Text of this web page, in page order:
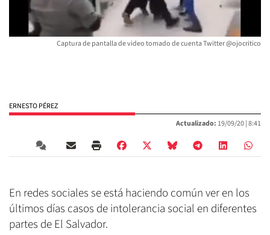
Captura de pantalla de video tomado de cuenta Twitter @ojocritico
ERNESTO PÉREZ
Actualizado: 19/09/20 |8:41
En redes sociales se está haciendo común ver en los
últimos días casos de intolerancia social en diferentes
partes de El Salvador.